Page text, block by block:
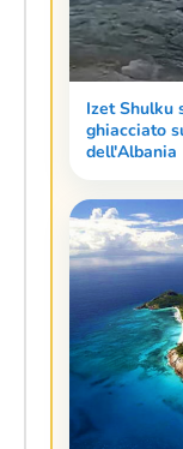
Izet Shulku
ghiacciato
dell'Albania